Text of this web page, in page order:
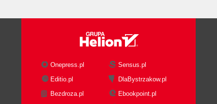
Przykłady (166)
generate_usernames.py (166)
statistics.py (169)
Ćwiczenia (175)
Rozdział 4. Funkcje i struktury kontrolne (177)
Onepress.pl
Sensus.pl
Editio.pl
DlaBystrzakow.pl
Bezdroza.pl
Ebookpoint.pl